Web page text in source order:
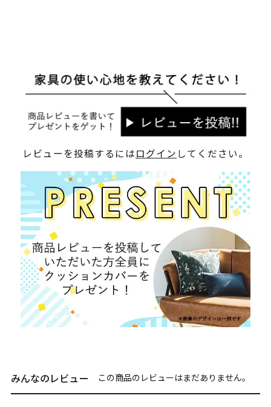
レビューを投稿するにはログイン してください。
みんなのレビュー この商品のレビューはまだありません。